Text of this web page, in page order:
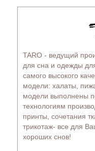
TARO - ведущий
для сна и одежды
самого высокого
модели: халаты,
модели выполнены
технологиям
принты, сочетания
трикотаж- все для
хороших снов!